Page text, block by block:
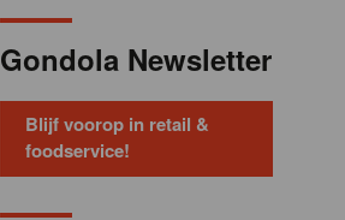
Gondola Newsletter
Blijf voorop in retail &
foodservice!